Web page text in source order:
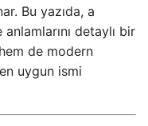
Bu yazıda, a
detaylı bir
de modern
uygun ismi